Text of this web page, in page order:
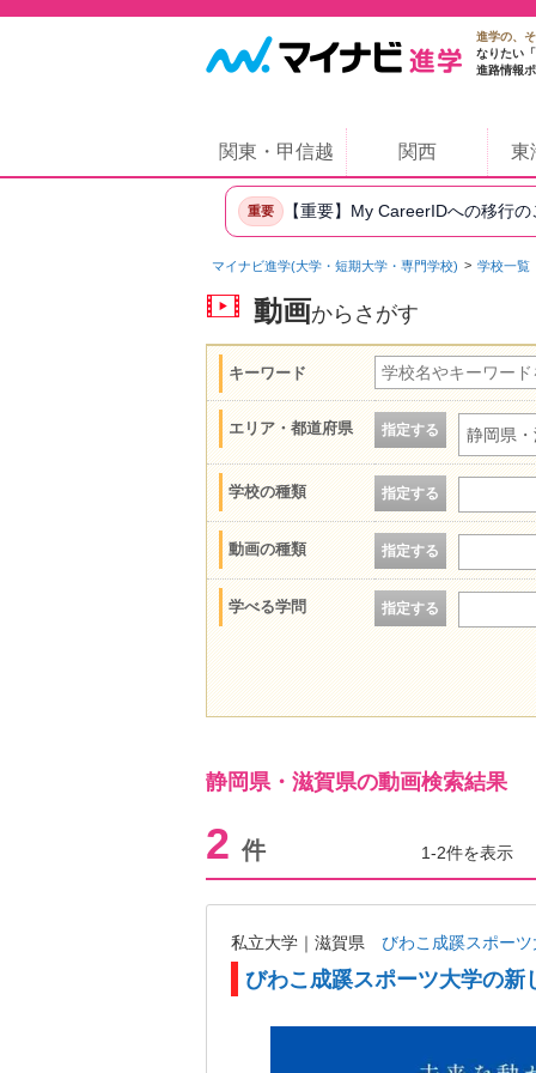
進学の、
なりたい
進路情報
関東・甲信越 関西 東
重要 【重要】My CareerIDへの移行
マイナビ進学(大学・短期大学・専門学校) 学校一覧
動画からさがす
キーワード
エリア・都道府県 指定する 静岡県
学校の種類 指定する
動画の種類 指定する
学べる学問 指定する
静岡県・滋賀県の動画検索結果
2 件 1-2件を表示
私立大学｜滋賀県 びわこ成蹊スポーツ
びわこ成蹊スポーツ大学の新